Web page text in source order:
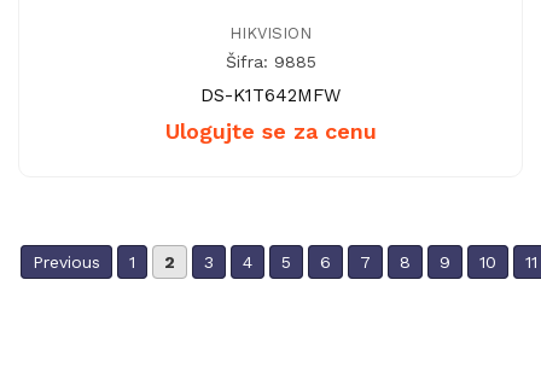
HIKVISION
Šifra: 9885
DS-K1T642MFW
Ulogujte se za cenu
Previous 1 2 3 4 5 6 7 8 9 10 11